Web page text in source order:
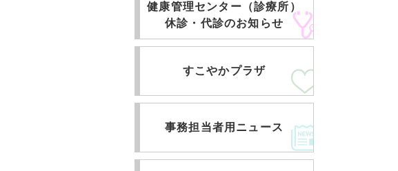
健康管理センター（診療所）
休診・代診のお知らせ
すこやかプラザ
事務担当者用ニュース